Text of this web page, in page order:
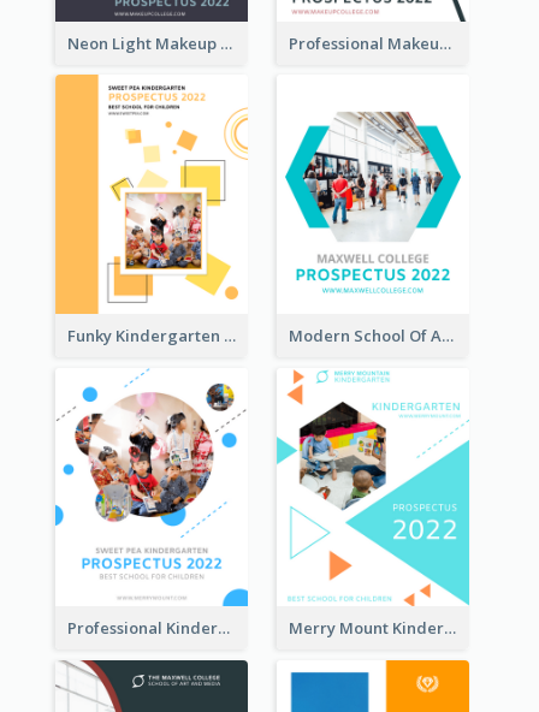
Neon Light Makeup School Prospectus Professional Makeup School Prospectus
Funky Kindergarten Prospectus Modern School Of Art Prospectus
Professional Kindergarten Prospectus Merry Mount Kindergarten Prospectus